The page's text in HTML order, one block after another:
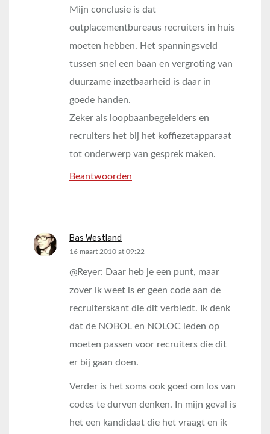
Mijn conclusie is dat
outplacementbureaus recruiters in huis
moeten hebben. Het spanningsveld
tussen snel een baan en vergroting van
duurzame inzetbaarheid is daar in
goede handen.
Zeker als loopbaanbegeleiders en
recruiters het bij het koffiezetapparaat
tot onderwerp van gesprek maken.
Beantwoorden
Bas Westland
says:
16 maart 2010 at 09:22
@Reyer: Daar heb je een punt, maar
zover ik weet is er geen code aan de
recruiterskant die dit verbiedt. Ik denk
dat de NOBOL en NOLOC leden op
moeten passen voor recruiters die dit
er bij gaan doen.
Verder is het soms ook goed om los van
codes te durven denken. In mijn geval is
het een kandidaat die het vraagt en ik